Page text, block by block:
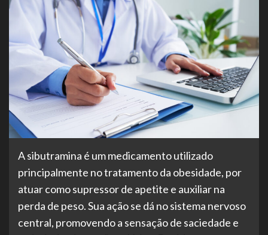
A sibutramina é um medicamento utilizado
principalmente no tratamento da obesidade, por
atuar como supressor de apetite e auxiliar na
perda de peso. Sua ação se dá no sistema nervoso
central, promovendo a sensação de saciedade e